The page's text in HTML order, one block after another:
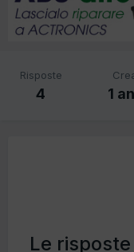
Risposte
4 1
Le